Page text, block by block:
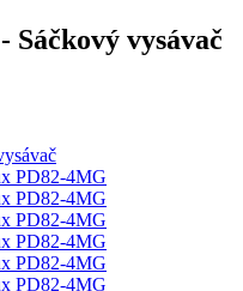
- Sáčkový vysávač